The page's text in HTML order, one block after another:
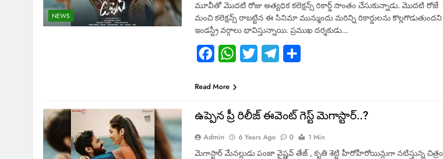
NEWS
మూవీతో మొదటి రోజు అత్యధిక కలెక్షన్స్ రికార్డ్ సొంతం చేసుకున్నాడు. మొదటి రోజే
మంచి కలెక్షన్స్ రాబట్టిన ఈ సినిమా మున్ముందు మరిన్ని రికార్డులను కొల్లగొడుతుందని
ఇండస్ట్రీ వర్గాలు భావిస్తున్నాయి. ప్రముఖ దర్శకుడు…
FacebookWhatsApp
Twitter Telegram
Read More
ఉప్పెన ప్రీ రిలీజ్ ఈవెంట్ గెస్ట్ మెగాస్టార్..?
Admin 6 Years Ago 0
1 Min
మెగాస్టార్ మేనల్లుడు పంజా వైష్ణవ్ తేజ్ , కృతి శెట్టి హీరోహీరోయిన్లుగా నటిస్తున్న చిత్రం